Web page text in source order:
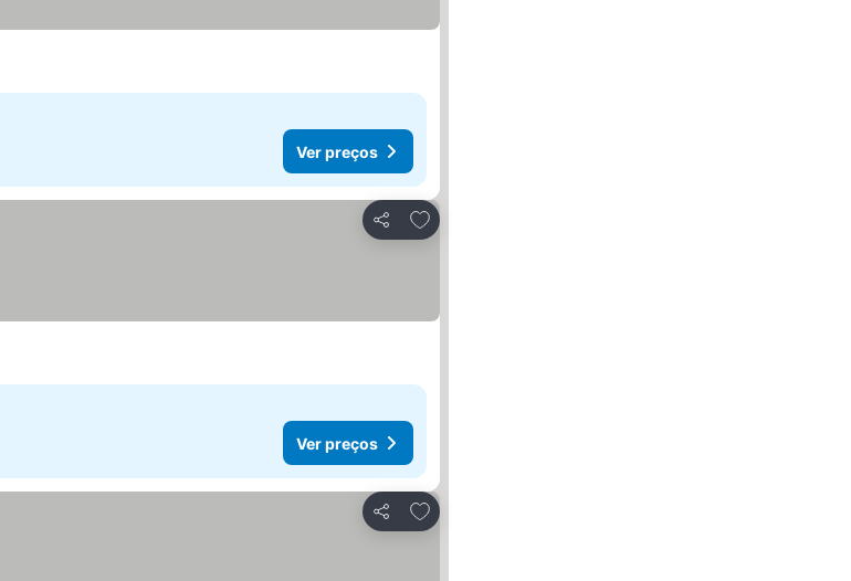
Ver preços
Partilhar
Adicionar aos favoritos
Ver preços
Partilhar
Adicionar aos favoritos